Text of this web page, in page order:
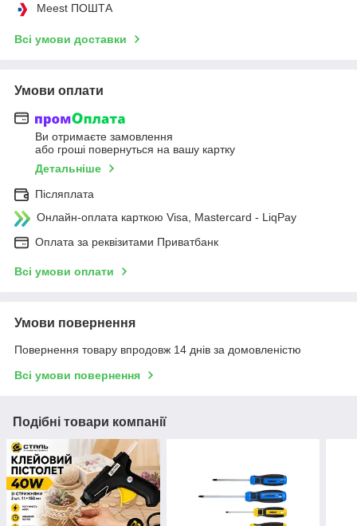
Meest ПОШТА
Всі умови доставки
Умови оплати
Ви отримаєте замовлення
або гроші повернуться на вашу картку
Детальніше
Післяплата
Онлайн-оплата карткою Visa, Mastercard - LiqPay
Оплата за реквізитами Приватбанк
Всі умови оплати
Умови повернення
Повернення товару впродовж 14 днів за домовленістю
Всі умови повернення
Подібні товари компанії